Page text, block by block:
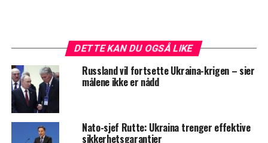
DETTE KAN DU OGSÅ LIKE
Russland vil fortsette Ukraina-krigen – sier
målene ikke er nådd
Nato-sjef Rutte: Ukraina trenger effektive
sikkerhetsgarantier